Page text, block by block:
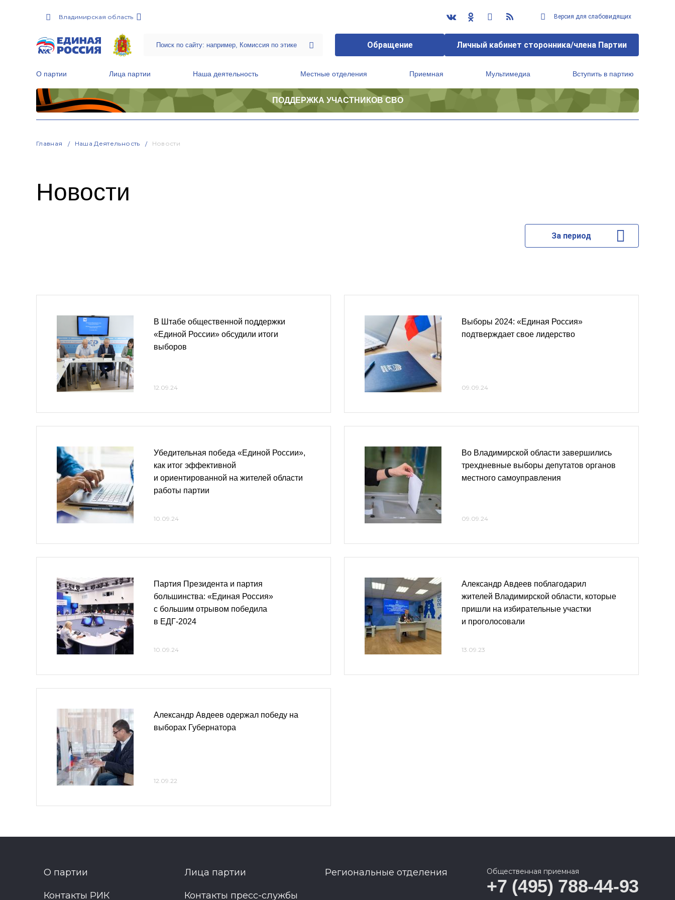
Владимирская область Версия для слабовидящих
Обращение Личный кабинет сторонника/члена Партии
О партии Лица партии Наша деятельность Местные отделения Приемная Мультимедиа Вступить в партию
ПОДДЕРЖКА УЧАСТНИКОВ СВО
Главная Наша Деятельность Новости
Новости
За период
В Штабе общественной поддержки
«Единой России» обсудили итоги
выборов
12.09.24
Убедительная победа «Единой России»,
как итог эффективной
и ориентированной на жителей области
работы партии
10.09.24
Партия Президента и партия
большинства: «Единая Россия»
с большим отрывом победила
в ЕДГ-2024
10.09.24
Выборы 2024: «Единая Россия»
подтверждает свое лидерство
09.09.24
Во Владимирской области завершились
трехдневные выборы депутатов органов
местного самоуправления
09.09.24
Александр Авдеев поблагодарил
жителей Владимирской области, которые
пришли на избирательные участки
и проголосовали
13.09.23
Александр Авдеев одержал победу на
выборах Губернатора
12.09.22
О партии Лица партии Региональные отделения
Контакты РИК Контакты пресс-службы
Общественная приемная
+7 (495) 788-44-93